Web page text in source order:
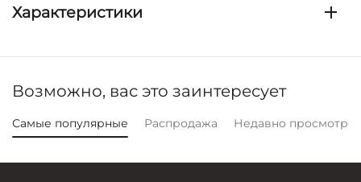
Характеристики
Возможно, вас это заинтересует
Самые популярные Распродажа Недавно